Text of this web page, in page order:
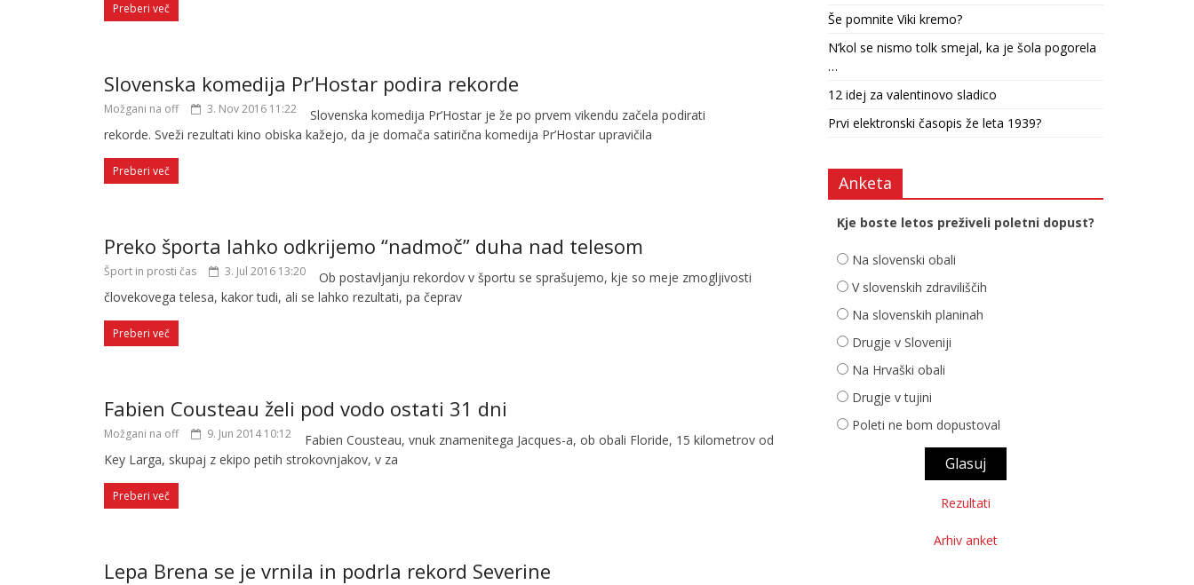
Preberi več
Slovenska komedija Pr’Hostar podira rekorde
Možgani na off 3. Nov 2016 11:22
Slovenska komedija Pr’Hostar je že po prvem vikendu začela podirati
rekorde. Sveži rezultati kino obiska kažejo, da je domača satirična komedija Pr’Hostar upravičila
Preberi več
Preko športa lahko odkrijemo “nadmoč” duha nad telesom
Šport in prosti čas 3. Jul 2016 13:20
Ob postavljanju rekordov v športu se sprašujemo, kje so meje zmogljivosti
človekovega telesa, kakor tudi, ali se lahko rezultati, pa čeprav
Preberi več
Fabien Cousteau želi pod vodo ostati 31 dni
Možgani na off 9. Jun 2014 10:12
Fabien Cousteau, vnuk znamenitega Jacques-a, ob obali Floride, 15 kilometrov od
Key Larga, skupaj z ekipo petih strokovnjakov, v za
Preberi več
Lepa Brena se je vrnila in podrla rekord Severine
Še pomnite Viki kremo?
N’kol se nismo tolk smejal, ka je šola pogorela
…
12 idej za valentinovo sladico
Prvi elektronski časopis že leta 1939?
Anketa
Kje boste letos preživeli poletni dopust?
Na slovenski obali
V slovenskih zdraviliščih
Na slovenskih planinah
Drugje v Sloveniji
Na Hrvaški obali
Drugje v tujini
Poleti ne bom dopustoval
Rezultati
Arhiv anket